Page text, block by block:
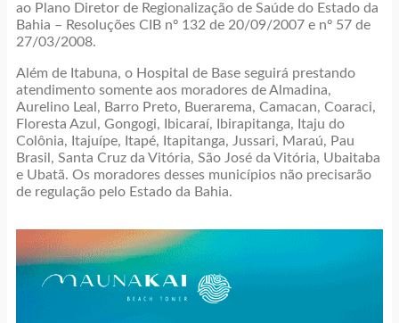
ao Plano Diretor de Regionalização de Saúde do Estado da
Bahia – Resoluções CIB nº 132 de 20/09/2007 e nº 57 de
27/03/2008.
Além de Itabuna, o Hospital de Base seguirá prestando
atendimento somente aos moradores de Almadina,
Aurelino Leal, Barro Preto, Buerarema, Camacan, Coaraci,
Floresta Azul, Gongogi, Ibicaraí, Ibirapitanga, Itaju do
Colônia, Itajuípe, Itapé, Itapitanga, Jussari, Maraú, Pau
Brasil, Santa Cruz da Vitória, São José da Vitória, Ubaitaba
e Ubatã. Os moradores desses municípios não precisarão
de regulação pelo Estado da Bahia.